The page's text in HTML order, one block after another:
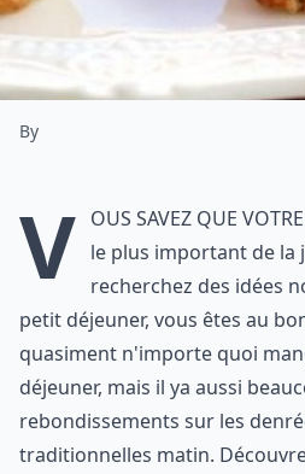
By
V ous savez que
le plus important de la
recherchez des idées
petit déjeuner, vous êtes au
quasiment n'importe quoi
déjeuner, mais il ya aussi
rebondissements sur les
traditionnelles matin.